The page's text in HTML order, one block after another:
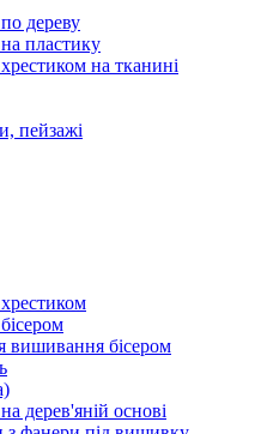
дереву
пластику
на тканині
пейзажі
вишивання бісером
дерев'яній основі